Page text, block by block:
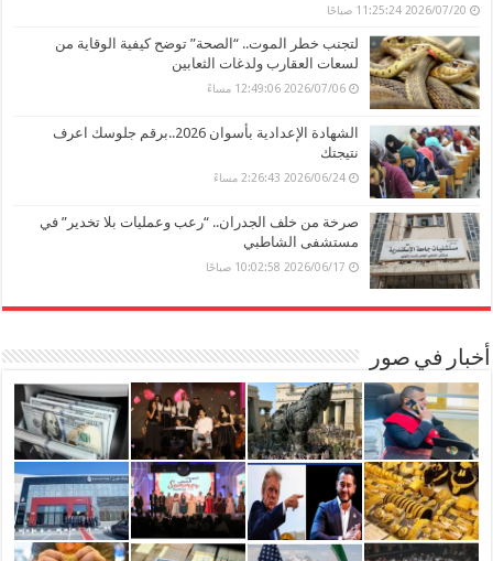
2026/07/20 11:25:24 صباحًا
لتجنب خطر الموت.. “الصحة” توضح كيفية الوقاية من
لسعات العقارب ولدغات الثعابين
2026/07/06 12:49:06 مساءً
الشهادة الإعدادية بأسوان 2026..برقم جلوسك اعرف
نتيجتك
2026/06/24 2:26:43 مساءً
صرخة من خلف الجدران.. “رعب وعمليات بلا تخدير” في
مستشفى الشاطبي
2026/06/17 10:02:58 صباحًا
أخبار في صور